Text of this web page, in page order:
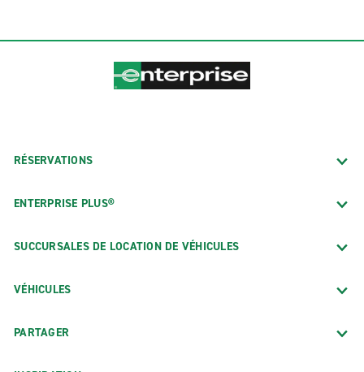
RÉSERVATIONS
ENTERPRISE PLUS®
SUCCURSALES DE LOCATION DE VÉHICULES
VÉHICULES
PARTAGER